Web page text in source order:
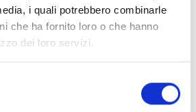
i quali potrebbero combinarle
che ha fornito loro o che hanno
dei loro servizi.
complessiva:200.000 Euro
80%